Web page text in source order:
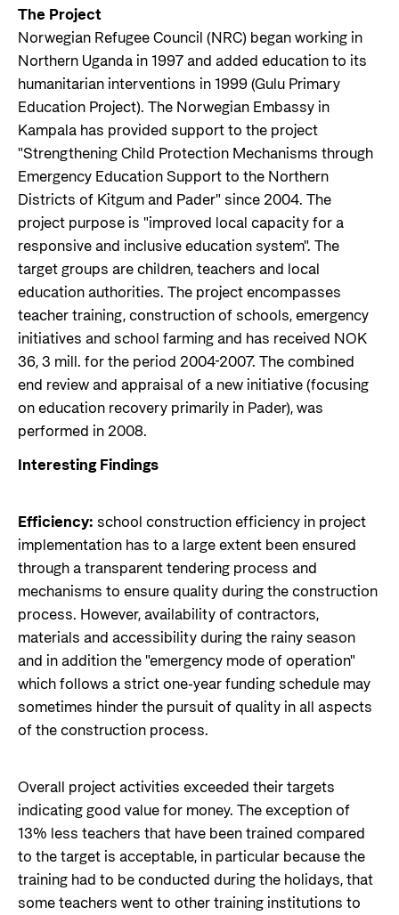
The Project
Norwegian Refugee Council (NRC) began working in
Northern Uganda in 1997 and added education to its
humanitarian interventions in 1999 (Gulu Primary
Education Project). The Norwegian Embassy in
Kampala has provided support to the project
"Strengthening Child Protection Mechanisms through
Emergency Education Support to the Northern
Districts of Kitgum and Pader" since 2004. The
project purpose is "improved local capacity for a
responsive and inclusive education system". The
target groups are children, teachers and local
education authorities. The project encompasses
teacher training, construction of schools, emergency
initiatives and school farming and has received NOK
36, 3 mill. for the period 2004-2007. The combined
end review and appraisal of a new initiative (focusing
on education recovery primarily in Pader), was
performed in 2008.
Interesting Findings
Efficiency: school construction efficiency in project
implementation has to a large extent been ensured
through a transparent tendering process and
mechanisms to ensure quality during the construction
process. However, availability of contractors,
materials and accessibility during the rainy season
and in addition the "emergency mode of operation"
which follows a strict one-year funding schedule may
sometimes hinder the pursuit of quality in all aspects
of the construction process.
Overall project activities exceeded their targets
indicating good value for money. The exception of
13% less teachers that have been trained compared
to the target is acceptable, in particular because the
training had to be conducted during the holidays, that
some teachers went to other training institutions to